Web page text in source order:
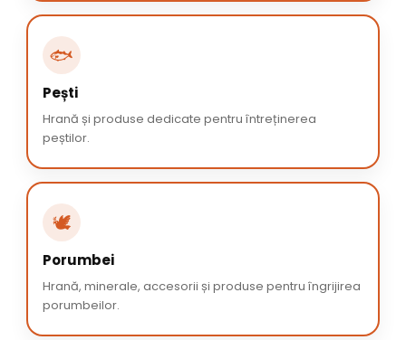
🐟
Pești
Hrană și produse dedicate pentru întreținerea
peștilor.
🕊️
Porumbei
Hrană, minerale, accesorii și produse pentru îngrijirea
porumbeilor.